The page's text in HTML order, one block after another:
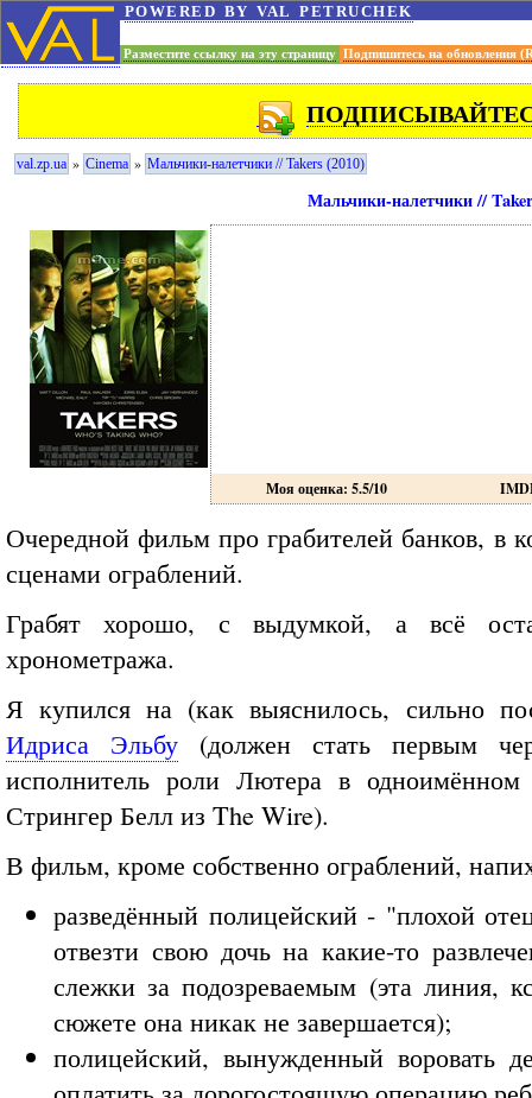
powered by val petruchek
Разместите ссылку на эту страницу Подпишитесь на обновления
val.zp.ua » Cinema » Мальчики-налетчики // Takers (2010)
Мальчики-налетчики //
Моя оценка: 5.5/10
Очередной фильм про грабителей банков, в
сценами ограблений.
Грабят хорошо, с выдумкой, а всё
хронометража.
Я купился на (как выяснилось, сильно
Идриса Эльбу (должен стать первым
исполнитель роли Лютера в
Стрингер Белл из The Wire).
В фильм, кроме собственно ограблений,
разведённый полицейский - "плохой
отвезти свою дочь на какие-то
слежки за подозреваемым (эта линия,
сюжете она никак не завершается);
полицейский, вынужденный воровать